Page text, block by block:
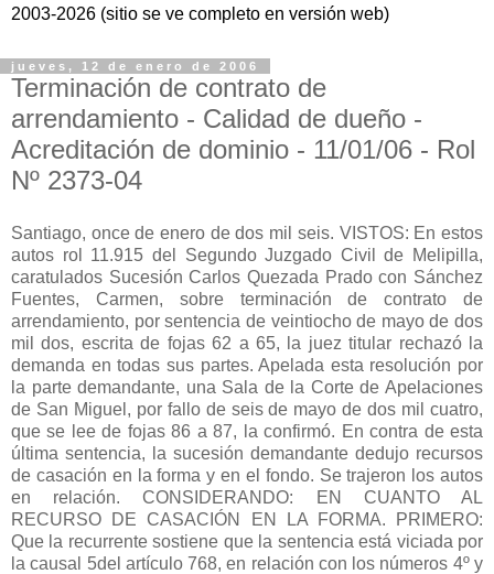
2003-2026 (sitio se ve completo en versión web)
jueves, 12 de enero de 2006
Terminación de contrato de
arrendamiento - Calidad de dueño -
Acreditación de dominio - 11/01/06 - Rol
Nº 2373-04
Santiago, once de enero de dos mil seis. VISTOS: En estos
autos rol 11.915 del Segundo Juzgado Civil de Melipilla,
caratulados Sucesión Carlos Quezada Prado con Sánchez
Fuentes, Carmen, sobre terminación de contrato de
arrendamiento, por sentencia de veintiocho de mayo de dos
mil dos, escrita de fojas 62 a 65, la juez titular rechazó la
demanda en todas sus partes. Apelada esta resolución por
la parte demandante, una Sala de la Corte de Apelaciones
de San Miguel, por fallo de seis de mayo de dos mil cuatro,
que se lee de fojas 86 a 87, la confirmó. En contra de esta
última sentencia, la sucesión demandante dedujo recursos
de casación en la forma y en el fondo. Se trajeron los autos
en relación. CONSIDERANDO: EN CUANTO AL
RECURSO DE CASACIÓN EN LA FORMA. PRIMERO:
Que la recurrente sostiene que la sentencia está viciada por
la causal 5del artículo 768, en relación con los números 4º y